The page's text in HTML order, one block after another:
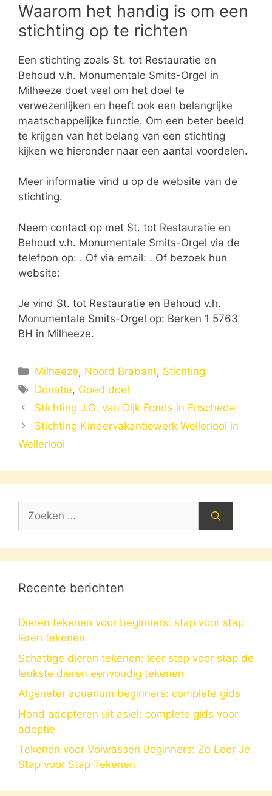
Waarom het handig is om een
stichting op te richten
Een stichting zoals St. tot Restauratie en
Behoud v.h. Monumentale Smits-Orgel in
Milheeze doet veel om het doel te
verwezenlijken en heeft ook een belangrijke
maatschappelijke functie. Om een beter beeld
te krijgen van het belang van een stichting
kijken we hieronder naar een aantal voordelen.
Meer informatie vind u op de website van de
stichting.
Neem contact op met St. tot Restauratie en
Behoud v.h. Monumentale Smits-Orgel via de
telefoon op: . Of via email: . Of bezoek hun
website:
Je vind St. tot Restauratie en Behoud v.h.
Monumentale Smits-Orgel op: Berken 1 5763
BH in Milheeze.
Categorieën
Milheeze, Noord Brabant, Stichting
Tags
Donatie, Goed doel
Stichting J.G. van Dijk Fonds in Enschede
Stichting Kindervakantiewerk Wellerlooi in
Wellerlooi
Zoek
Recente berichten
Dieren tekenen voor beginners: stap voor stap
leren tekenen
Schattige dieren tekenen: leer stap voor stap de
leukste dieren eenvoudig tekenen
Algeneter aquarium beginners: complete gids
Hond adopteren uit asiel: complete gids voor
adoptie
Tekenen voor Volwassen Beginners: Zo Leer Je
Stap voor Stap Tekenen